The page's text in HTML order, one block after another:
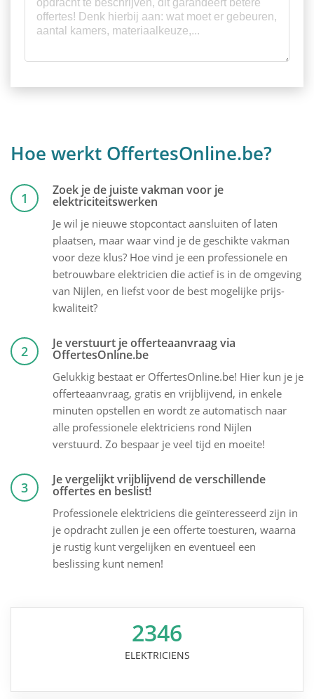
Hoe werkt OffertesOnline.be?
1 Zoek je de juiste vakman voor je
elektriciteitswerken
Je wil je nieuwe stopcontact aansluiten of laten
plaatsen, maar waar vind je de geschikte vakman
voor deze klus? Hoe vind je een professionele en
betrouwbare elektricien die actief is in de omgeving
van Nijlen, en liefst voor de best mogelijke prijs-
kwaliteit?
2 Je verstuurt je offerteaanvraag via
OffertesOnline.be
Gelukkig bestaat er OffertesOnline.be! Hier kun je je
offerteaanvraag, gratis en vrijblijvend, in enkele
minuten opstellen en wordt ze automatisch naar
alle professionele elektriciens rond Nijlen
verstuurd. Zo bespaar je veel tijd en moeite!
3 Je vergelijkt vrijblijvend de verschillende
offertes en beslist!
Professionele elektriciens die geïnteresseerd zijn in
je opdracht zullen je een offerte toesturen, waarna
je rustig kunt vergelijken en eventueel een
beslissing kunt nemen!
2346
ELEKTRICIENS